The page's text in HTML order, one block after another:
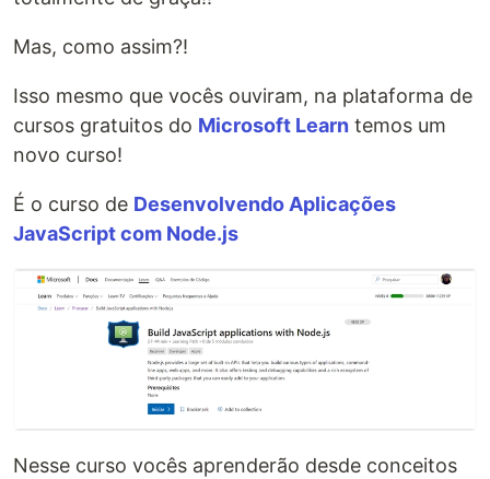
Mas, como assim?!
Isso mesmo que vocês ouviram, na plataforma de
cursos gratuitos do Microsoft Learn temos um
novo curso!
É o curso de Desenvolvendo Aplicações
JavaScript com Node.js
Nesse curso vocês aprenderão desde conceitos